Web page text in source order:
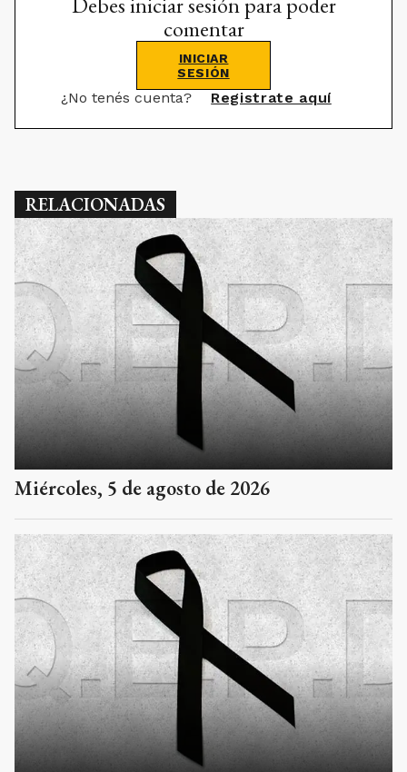
comentar
INICIAR
SESIÓN
¿No tenés cuenta? Registrate aquí
RELACIONADAS
Miércoles, 5 de agosto de 2026